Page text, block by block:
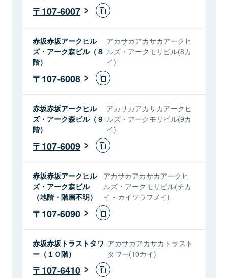
107-6007
赤坂赤坂アークヒル
ズ・アーク森ビル（８
階）
アカサカアカサカアークヒ
ルズ・アークモリビル(8カ
イ)
107-6008
赤坂赤坂アークヒル
ズ・アーク森ビル（９
階）
アカサカアカサカアークヒ
ルズ・アークモリビル(9カ
イ)
107-6009
赤坂赤坂アークヒル
ズ・アーク森ビル
（地階・階層不明）
アカサカアカサカアークヒ
ルズ・アークモリビル(チカ
イ・カイソウフメイ)
107-6090
赤坂赤坂トラストタワ
ー（１０階）
アカサカアカサカトラスト
タワー(10カイ)
107-6410